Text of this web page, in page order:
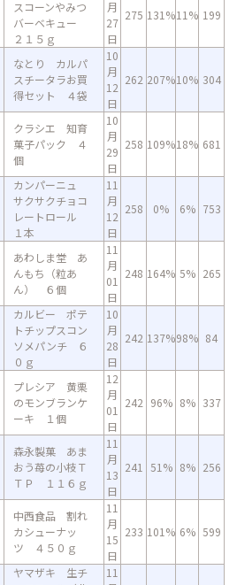
スコーンやみつ
バーベキュー
２１５ｇ
月
27
日
275 131%11% 199
なとり カルパ
スチータラお買
得セット ４袋
10
月
12
日
262 207%10% 304
クラシエ 知育
菓子パック ４
個
10
月
29
日
258 109%18% 681
カンパーニュ
サクサクチョコ
レートロール
１本
11
月
12
日
258 0% 6% 753
あわしま堂 あ
んもち（粒あ
ん） ６個
11
月
01
日
248 164% 5% 265
カルビー ポテ
トチップスコン
ソメパンチ ６
０ｇ
10
月
28
日
242 137%98% 84
プレシア 黄栗
のモンブランケ
ーキ １個
12
月
01
日
242 96% 8% 337
森永製菓 あま
おう苺の小枝Ｔ
ＴＰ １１６ｇ
11
月
13
日
241 51% 8% 256
中西食品 割れ
カシューナッ
ツ ４５０ｇ
11
月
15
日
233 101% 6% 599
ヤマザキ 生チ
11